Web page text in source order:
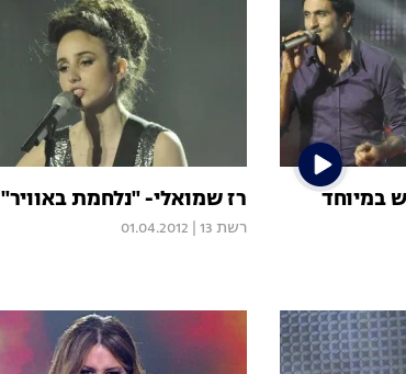
במיוחד רז שמואלי- "נלחמת באוויר"
רשת 13 01.04.2012